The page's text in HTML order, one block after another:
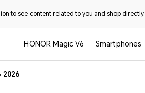
to see content related to you and shop directly.
HONOR Magic V6 Smartphones
2026